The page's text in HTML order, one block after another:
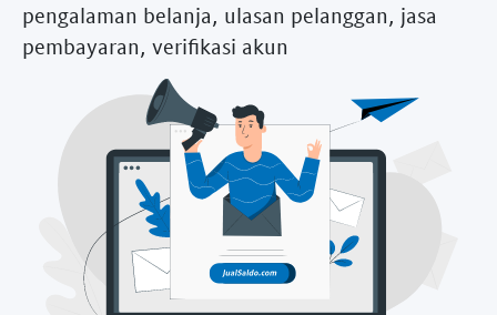
pengalaman belanja, ulasan pelanggan, jasa
pembayaran, verifikasi akun